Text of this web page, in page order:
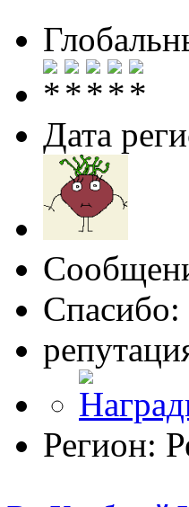
Дата
Спасибо:
Регион: